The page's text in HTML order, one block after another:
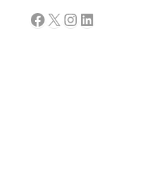
Facebook
X Instagram
LinkedIn